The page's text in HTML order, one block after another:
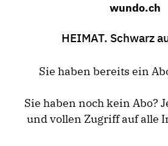
wundo.ch
HEIMAT. Schwarz
Sie haben bereits ein
Sie haben noch kein Abo?
und vollen Zugriff auf alle